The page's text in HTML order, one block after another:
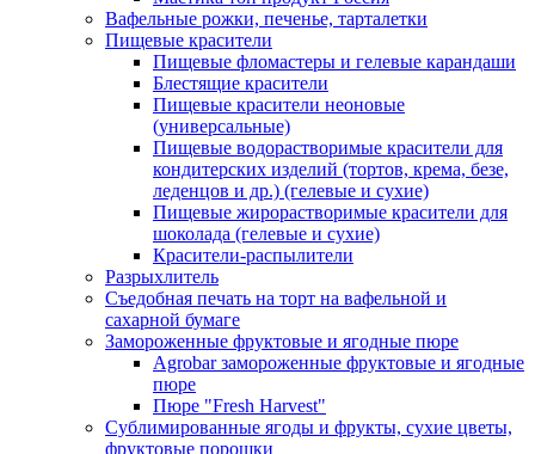
Вафельные рожки, печенье, тарталетки
Пищевые красители
Пищевые фломастеры и гелевые карандаши
Блестящие красители
Пищевые красители неоновые
(универсальные)
Пищевые водорастворимые красители для
кондитерских изделий (тортов, крема, безе,
леденцов и др.) (гелевые и сухие)
Пищевые жирорастворимые красители для
шоколада (гелевые и сухие)
Красители-распылители
Разрыхлитель
Съедобная печать на торт на вафельной и
сахарной бумаге
Замороженные фруктовые и ягодные пюре
Agrobar замороженные фруктовые и ягодные
пюре
Пюре "Fresh Harvest"
Сублимированные ягоды и фрукты, сухие цветы,
фруктовые порошки